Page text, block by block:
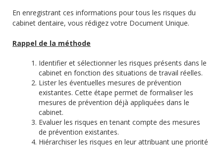
En enregistrant ces informations pour tous les risques du
cabinet dentaire, vous rédigez votre Document Unique.
Rappel de la méthode
Identifier et sélectionner les risques présents dans le
cabinet en fonction des situations de travail réelles.
Lister les éventuelles mesures de prévention
existantes. Cette étape permet de formaliser les
mesures de prévention déjà appliquées dans le
cabinet.
Evaluer les risques en tenant compte des mesures
de prévention existantes.
Hiérarchiser les risques en leur attribuant une priorité